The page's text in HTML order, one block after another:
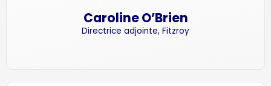
Caroline O’Brien
Directrice adjointe, Fitzroy